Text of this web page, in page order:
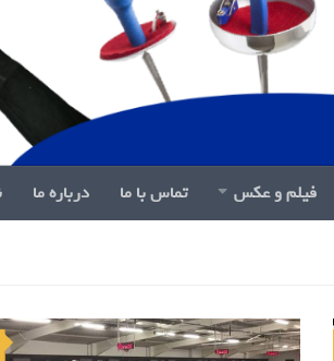
فیلم و عکس تماس با ما درباره ما